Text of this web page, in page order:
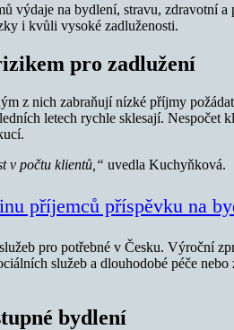
výdaje na bydlení, stravu, zdravotní
i kvůli vysoké zadluženosti.
pro zadlužení
z nich zabraňují nízké příjmy
letech rychle sklesají.
v počtu klientů,“ uvedla Kuchyňková.
příjemců příspěvku na
pro potřebné v Česku. Výroční
služeb a dlouhodobé péče
bydlení